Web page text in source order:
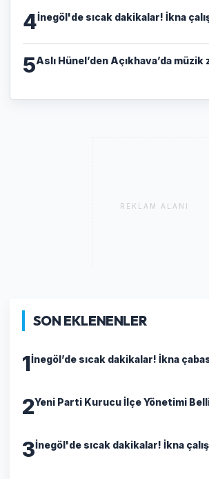
4İnegöl'de sıcak dakikalar! İkna
5Aslı Hünel’den Açıkhava’da
REKLAM ALANI
SON EKLENENLER
1İnegöl’de sıcak dakikalar! İkna
2Yeni Parti Kurucu İlçe Yönetimi
3İnegöl'de sıcak dakikalar! İkna